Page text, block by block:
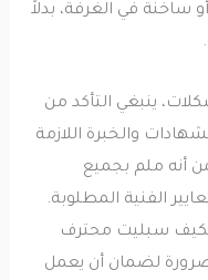
في الغرفة، بدلاً
ينبغي التأكد من
والخبرة اللازمة
ملم بجميع
الفنية المطلوبة.
سبليت محترف
لضمان أن يعمل